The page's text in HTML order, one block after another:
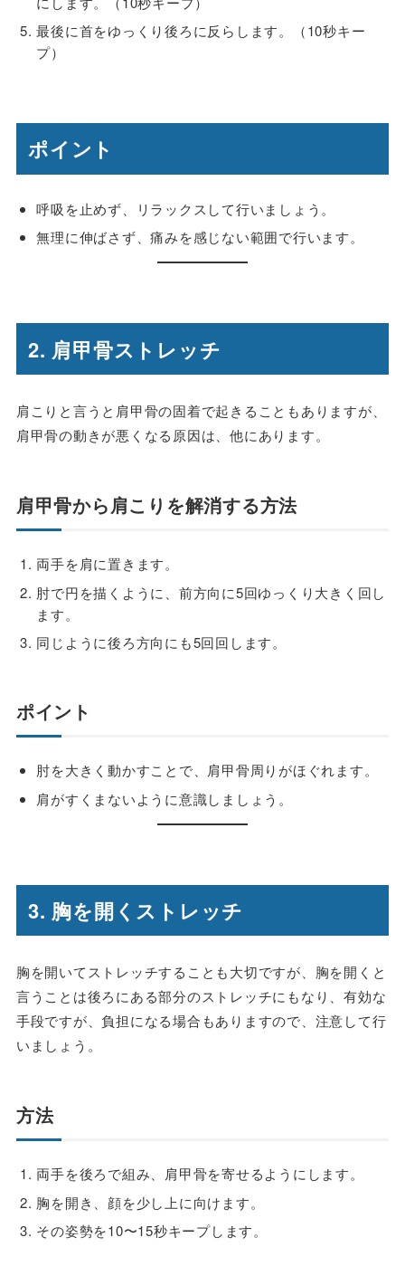
最後に首をゆっくり後ろに反らします。（10秒キー
プ）
ポイント
呼吸を止めず、リラックスして行いましょう。
無理に伸ばさず、痛みを感じない範囲で行います。
2. 肩甲骨ストレッチ
肩こりと言うと肩甲骨の固着で起きることもありますが、
肩甲骨の動きが悪くなる原因は、他にあります。
肩甲骨から肩こりを解消する方法
両手を肩に置きます。
肘で円を描くように、前方向に5回ゆっくり大きく回し
ます。
同じように後ろ方向にも5回回します。
ポイント
肘を大きく動かすことで、肩甲骨周りがほぐれます。
肩がすくまないように意識しましょう。
3. 胸を開くストレッチ
胸を開いてストレッチすることも大切ですが、胸を開くと
言うことは後ろにある部分のストレッチにもなり、有効な
手段ですが、負担になる場合もありますので、注意して行
いましょう。
方法
両手を後ろで組み、肩甲骨を寄せるようにします。
胸を開き、顔を少し上に向けます。
その姿勢を10〜15秒キープします。